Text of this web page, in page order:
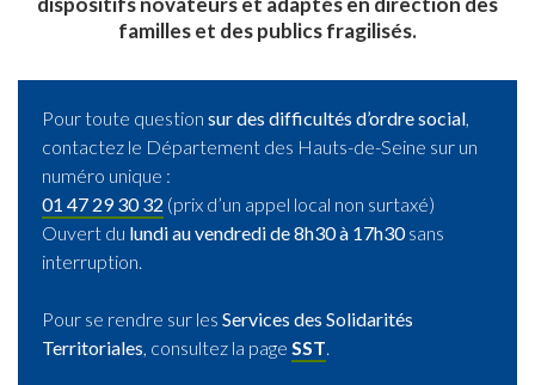
familles et des publics fragilisés.
Pour toute question sur des difficultés d’ordre social,
contactez le Département des Hauts-de-Seine sur un
numéro unique :
01 47 29 30 32 (prix d’un appel local non surtaxé)
Ouvert du lundi au vendredi de 8h30 à 17h30sans
interruption.
Pour se rendre sur les Services des Solidarités
Territoriales, consultez la page SST.